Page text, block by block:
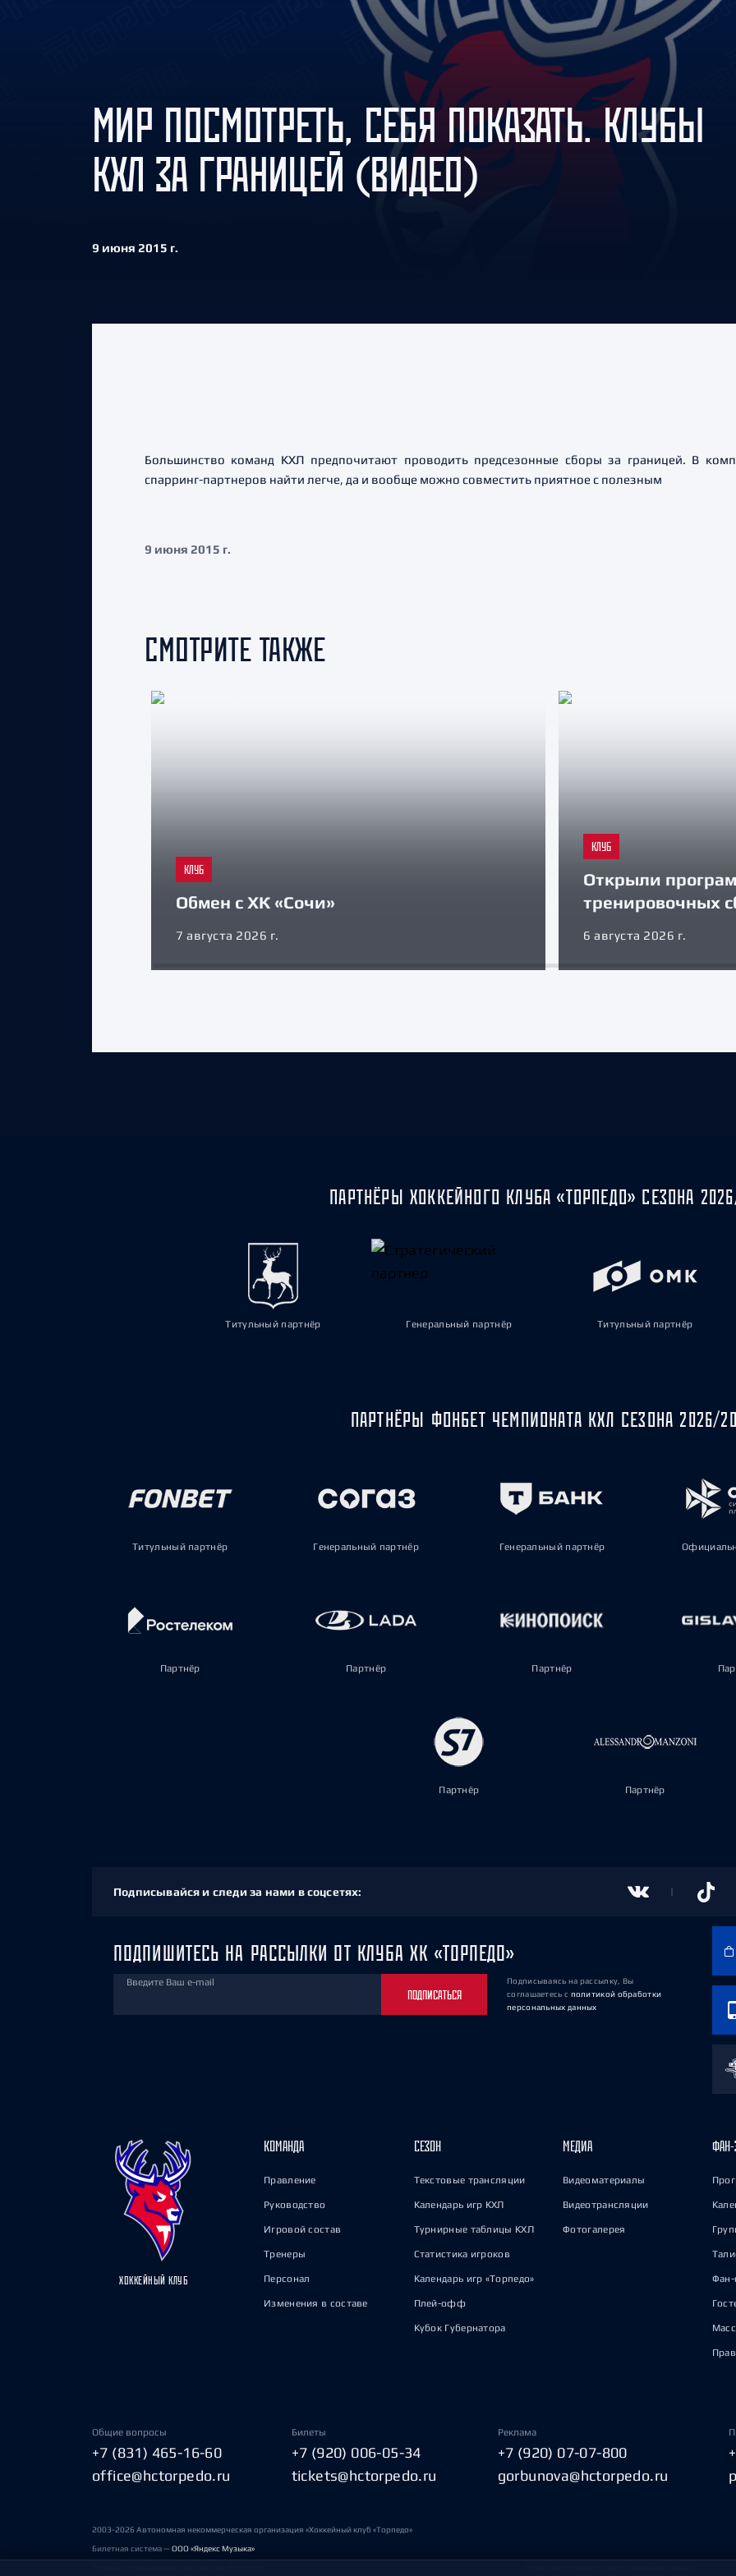
Амур
Барыс
Салават Юлаев
Сибирь
МИР ПОСМОТРЕТЬ, СЕБЯ ПОКАЗАТЬ. КЛУБЫ
КХЛ ЗА ГРАНИЦЕЙ (ВИДЕО)
9 июня 2015 г.
Большинство команд КХЛ предпочитают проводить предсезонные сборы за границей. В
спарринг-партнеров найти легче, да и вообще можно совместить приятное с полезным
9 июня 2015 г.
СМОТРИТЕ ТАКЖЕ
КЛУБ
Обмен с ХК «Сочи»
7 августа 2026 г.
КЛУБ
Открыли
тренировочных
6 августа 2026 г.
ПАРТНЁРЫ ХОККЕЙНОГО КЛУБА «ТОРПЕДО» СЕЗОНА
Титульный партнёр Генеральный партнёр Титульный партнёр
ПАРТНЁРЫ ФОНБЕТ ЧЕМПИОНАТА КХЛ СЕЗОНА 2026/
Титульный партнёр Генеральный партнёр Генеральный партнёр
Партнёр Партнёр Партнёр
Партнёр Партнёр
Подписывайся и следи за нами в соцсетях:
ПОДПИШИТЕСЬ НА РАССЫЛКИ ОТ КЛУБА ХК «ТОРПЕДО»
Введите Ваш e-mail
ПОДПИСАТЬСЯ
Подписываясь на рассылку, Вы
соглашаетесь с политикой обработки
персональных данных
ХОККЕЙНЫЙ КЛУБ
КОМАНДА
Правление
Руководство
Игровой состав
Тренеры
Персонал
Изменения в составе
СЕЗОН
Текстовые трансляции
Календарь игр КХЛ
Турнирные таблицы КХЛ
Статистика игроков
Календарь игр «Торпедо»
Плей-офф
Кубок Губернатора
МЕДИА
Видеоматериалы
Видеотрансляции
Фотогалерея
ФАН-
Фан-
Общие вопросы
+7 (831) 465-16-60
office@hctorpedo.ru
Билеты
+7 (920) 006-05-34
tickets@hctorpedo.ru
Реклама
+7 (920) 07-07-800
gorbunova@hctorpedo.ru
2003-2026 Автономная некоммерческая организация «Хоккейный клуб «Торпедо»
Билетная система —ООО «Яндекс Музыка»